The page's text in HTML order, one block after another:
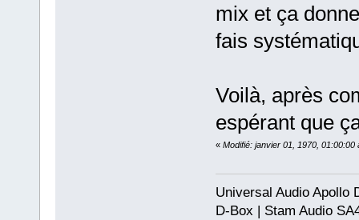
mix et ça
fais
Voilà, après
espérant que
« Modifié: janvier 01, 1970, 01:00:00
Universal Audio Apollo
D-Box | Stam Audio